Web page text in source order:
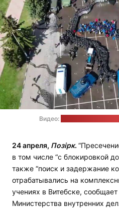
Видео:
24 апреля, Позірк.
в том числе “с блокировкой
также “поиск и задержание
отрабатывались на
учениях в Витебске,
Министерства внутренних